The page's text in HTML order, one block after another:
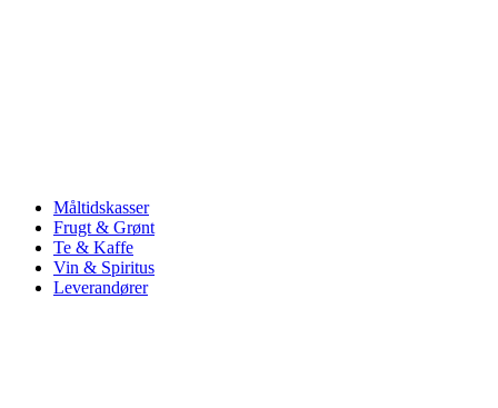
Måltidskasser
Frugt & Grønt
Te & Kaffe
Vin & Spiritus
Leverandører